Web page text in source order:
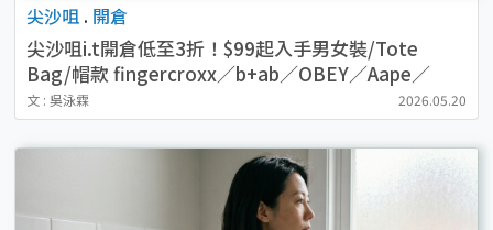
尖沙咀 . 開倉
尖沙咀i.t開倉低至3折！$99起入手男女裝/Tote
Bag/帽款 fingercroxx／b+ab／OBEY／Aape／
Kangol
文 : 吳泳霖 2026.05.20